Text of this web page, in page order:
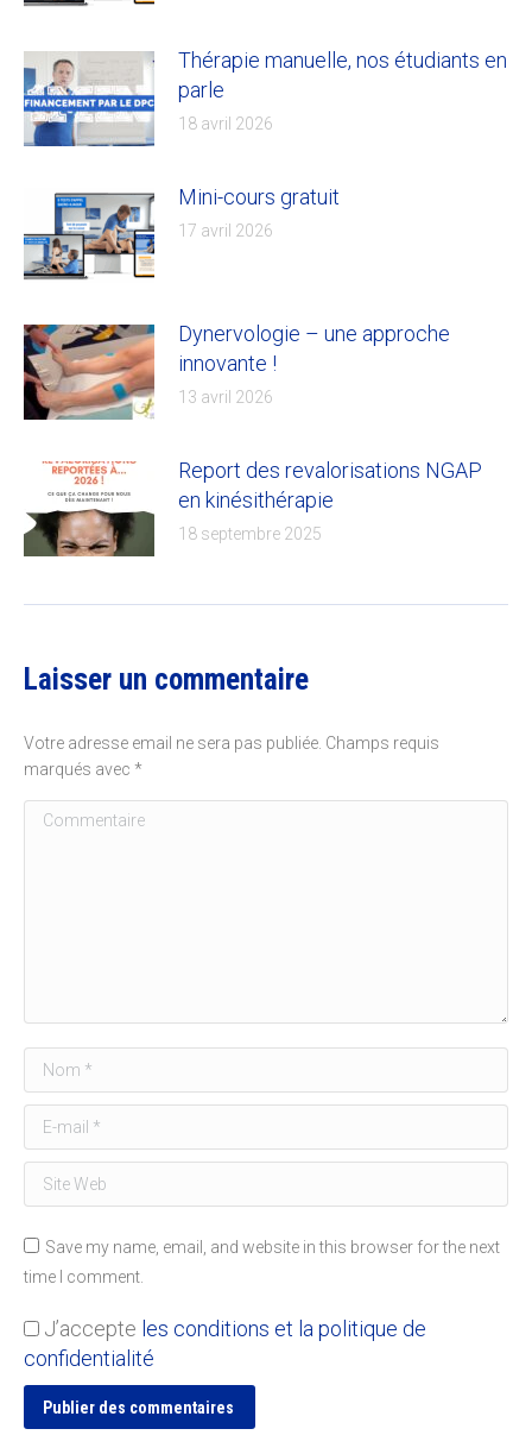
Thérapie manuelle, nos étudiants en
parle
18 avril 2026
Mini-cours gratuit
17 avril 2026
Dynervologie – une approche
innovante !
13 avril 2026
Report des revalorisations NGAP
en kinésithérapie
18 septembre 2025
Laisser un commentaire
Votre adresse email ne sera pas publiée. Champs requis
marqués avec *
Commentaire
Nom *
E-mail *
Site Web
Save my name, email, and website in this browser for the next
time I comment.
J’accepte les conditions et la politique de
confidentialité
Publier des commentaires